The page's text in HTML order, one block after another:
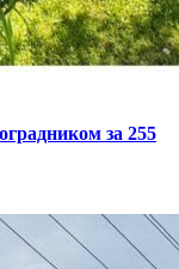
за 255